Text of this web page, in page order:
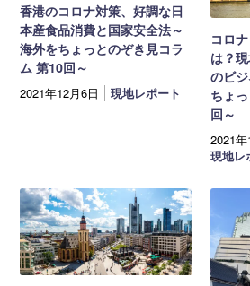
香港のコロナ対策、好調な日
本産食品消費と国家安全法～
海外をちょっとのぞき見コラ
ム 第10回～
2021年12月6日 現地レポート
コロ
は？
のビ
ちょ
回～
2021
現地レ